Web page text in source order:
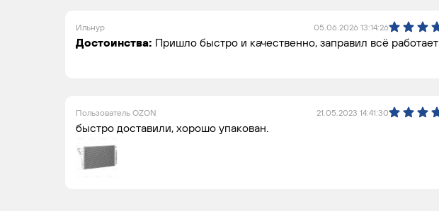
Ильнур 05.06.2026 13:14:26
Достоинства: Пришло быстро и качественно, заправил всё работает
Пользователь OZON 21.05.2023 14:41:30
быстро доставили, хорошо упакован.